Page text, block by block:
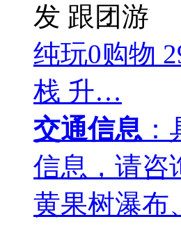
发 跟团游
纯玩0购物
栈 升…
交通信息
信息，请
黄果树瀑布